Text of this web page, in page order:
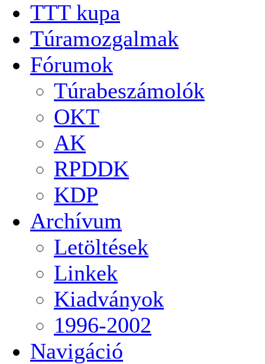
TTT kupa
Túramozgalmak
Fórumok
Túrabeszámolók
OKT
AK
RPDDK
KDP
Archívum
Letöltések
Linkek
Kiadványok
1996-2002
Navigáció